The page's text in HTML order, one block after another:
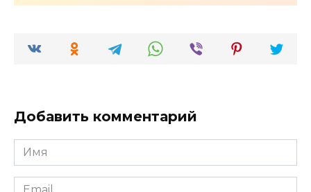
Добавить комментарий
Имя
*
Email